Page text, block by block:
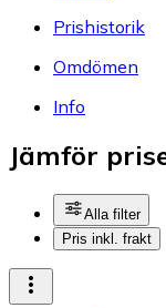
Prishistorik
Omdömen
Info
Jämför
Alla filter
Pris inkl. frakt